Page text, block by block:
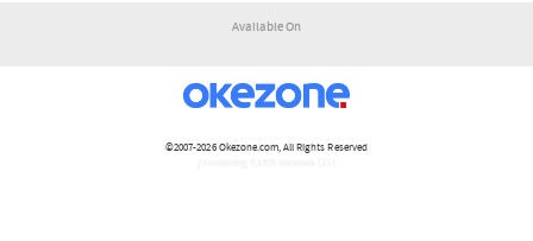
Available On
©2007-2026Okezone.com, All Rights Reserved